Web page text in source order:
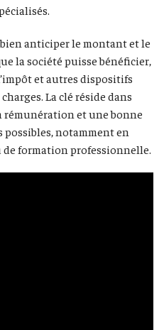
anticiper le montant et le
la société puisse bénéficier,
et autres dispositifs
La clé réside dans
rémunération et une bonne
notamment en
de formation professionnelle.